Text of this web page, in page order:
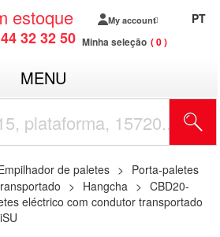
estoque
32 32 50
My account
Minha seleção 0
PT
MENU
de paletes
Porta-paletes
Hangcha
CBD20-
eléctrico com condutor transportado